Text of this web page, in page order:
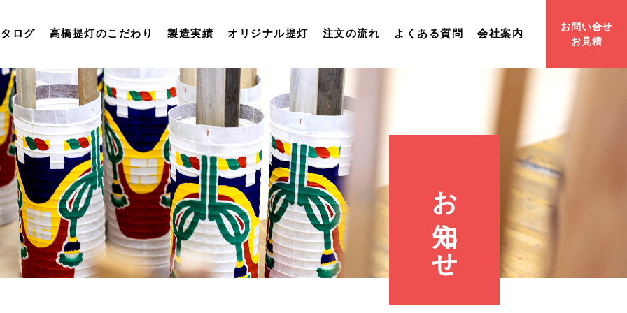
ログ 高橋提灯のこだわり 製造実績 オリジナル提灯 注文の流れ よくある質問 会社案内
お問い合せ
お見積
お知
ら
せ